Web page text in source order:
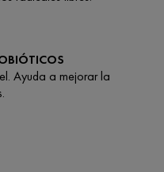
Ayuda a mejorar la